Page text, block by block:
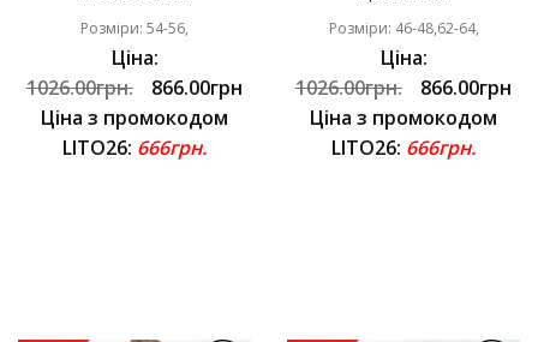
Розміри: 54-56,
Ціна:
1026.00грн.
866.00грн
Ціна з промокодом
LITO26: 666грн.
Розміри: 46-48,62-64,
Ціна:
1026.00грн.
866.00грн
Ціна з промокодом
LITO26: 666грн.